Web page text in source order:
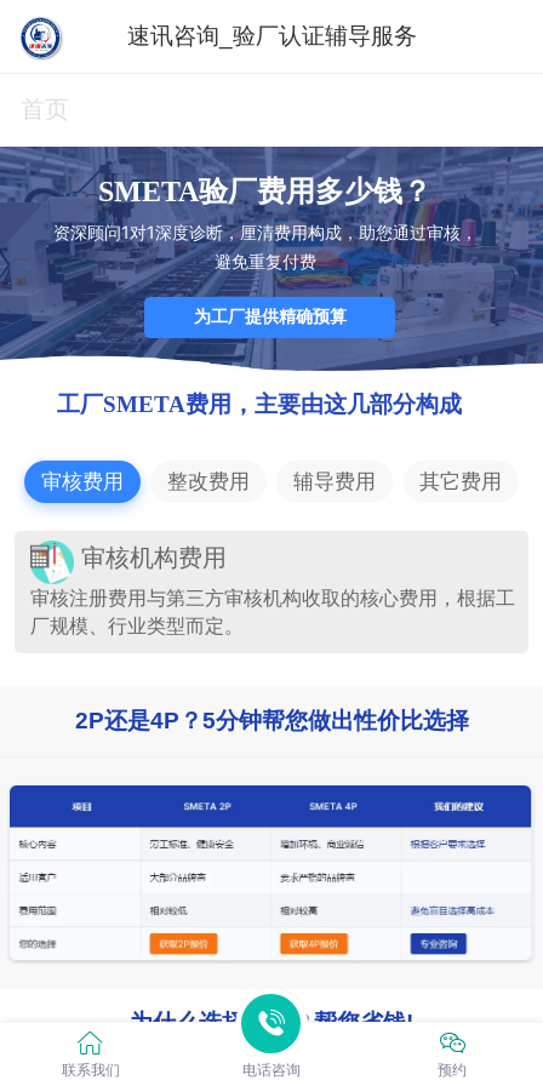
速讯咨询_验厂认证辅导服务
首页
SMETA验厂费用多少钱？
资深顾问1对1深度诊断，厘清费用构成，助您通过审核，
避免重复付费
为工厂提供精确预算
工厂SMETA费用，主要由这几部分构成
审核费用 整改费用 辅导费用 其它费用
审核机构费用
审核注册费用与第三方审核机构收取的核心费用，根据工
厂规模、行业类型而定。
2P还是4P？5分钟帮您做出性价比选择
为什么选择我们？帮您省钱!
联系我们 电话咨询 预约